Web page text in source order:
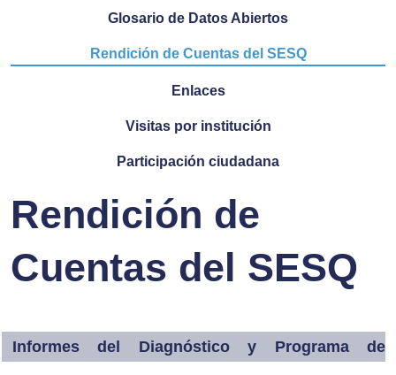
Glosario de Datos Abiertos
Rendición de Cuentas del SESQ
Enlaces
Visitas por institución
Participación ciudadana
Rendición de
Cuentas del SESQ
Informes del Diagnóstico y Programa de